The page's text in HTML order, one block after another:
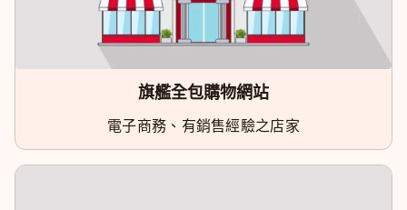
旗艦全包購物網站
電子商務、有銷售經驗之店家